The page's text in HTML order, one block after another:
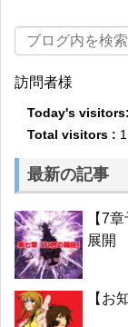
訪問者様
Today's visitors:
Total visitors :
最新の記事
【7
展開
【お